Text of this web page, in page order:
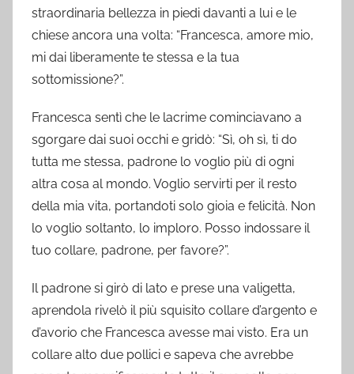
straordinaria bellezza in piedi davanti a lui e le
chiese ancora una volta: “Francesca, amore mio,
mi dai liberamente te stessa e la tua
sottomissione?”.
Francesca sentì che le lacrime cominciavano a
sgorgare dai suoi occhi e gridò: “Sì, oh sì, ti do
tutta me stessa, padrone lo voglio più di ogni
altra cosa al mondo. Voglio servirti per il resto
della mia vita, portandoti solo gioia e felicità. Non
lo voglio soltanto, lo imploro. Posso indossare il
tuo collare, padrone, per favore?”.
Il padrone si girò di lato e prese una valigetta,
aprendola rivelò il più squisito collare d’argento e
d’avorio che Francesca avesse mai visto. Era un
collare alto due pollici e sapeva che avrebbe